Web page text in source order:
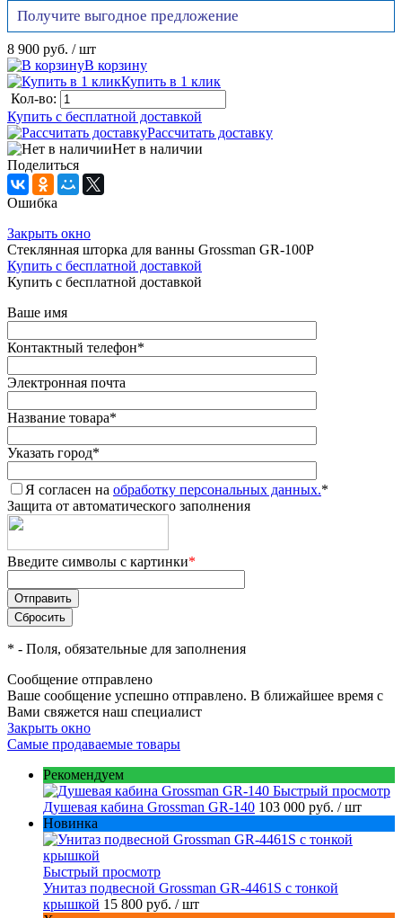
Получите выгодное предложение
8 900 руб. / шт
В корзину
Купить в 1 клик
Кол-во:
Купить с бесплатной доставкой
Рассчитать доставку
Нет в наличии
Поделиться
Ошибка
Закрыть окно
Стеклянная шторка для ванны Grossman GR-100P
Купить с бесплатной доставкой
Купить с бесплатной доставкой
Ваше имя
Контактный телефон*
Электронная почта
Название товара*
Указать город*
Я согласен на обработку персональных данных.*
Защита от автоматического заполнения
Введите символы с картинки*
* - Поля, обязательные для заполнения
Сообщение отправлено
Ваше сообщение успешно отправлено. В ближайшее время с
Вами свяжется наш специалист
Закрыть окно
Самые продаваемые товары
Рекомендуем
Быстрый просмотр
Душевая кабина Grossman GR-140 103 000 руб. / шт
Новинка
Быстрый просмотр
Унитаз подвесной Grossman GR-4461S с тонкой
крышкой 15 800 руб. / шт